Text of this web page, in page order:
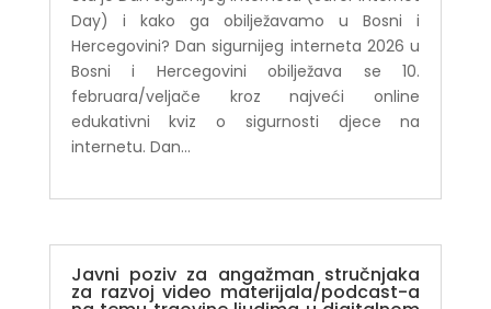
Day) i kako ga obilježavamo u Bosni i
Hercegovini? Dan sigurnijeg interneta 2026 u
Bosni i Hercegovini obilježava se 10.
februara/veljače kroz najveći online
edukativni kviz o sigurnosti djece na
internetu. Dan...
Javni poziv za angažman stručnjaka
za razvoj video materijala/podcast-a